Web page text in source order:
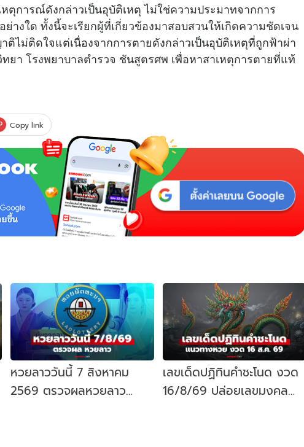
ตุการณ์ดังกล่าวเป็นอุบัติเหตุ ไม่ใช่ความประมาทจากการ
างใด ทั้งนี้จะเรียกผู้ที่เกี่ยวข้องมาสอบสวนให้เกิดความชัดเจน
ติไม่ติดใจแต่เนื่องจากการตายดังกล่าวเป็นอุบัติเหตุที่ถูกฟ้าผ่า
ยา โรงพยาบาลตำรวจ ชันสูตรศพ เพื่อหาสาเหตุการตายที่แท้
Copy link
หวยลาววันนี้ 7 สิงหาคม
2569 ตรวจผลหวยลาว
เลขเด็ดปฏิทินคำชะโนด งวด
16/8/69 ปล่อยเลขมงคล